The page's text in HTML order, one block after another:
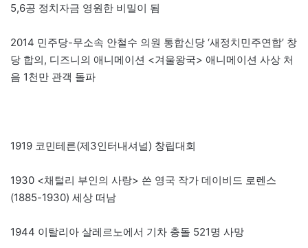
5,6공 정치자금 영원한 비밀이 됨
2014 민주당-무소속 안철수 의원 통합신당 ‘새정치민주연합’ 창
당 합의, 디즈니의 애니메이션 <겨울왕국> 애니메이션 사상 처
음 1천만 관객 돌파
1919 코민테른(제3인터내셔널) 창립대회
1930 <채털리 부인의 사랑> 쓴 영국 작가 데이비드 로렌스
(1885-1930) 세상 떠남
1944 이탈리아 살레르노에서 기차 충돌 521명 사망